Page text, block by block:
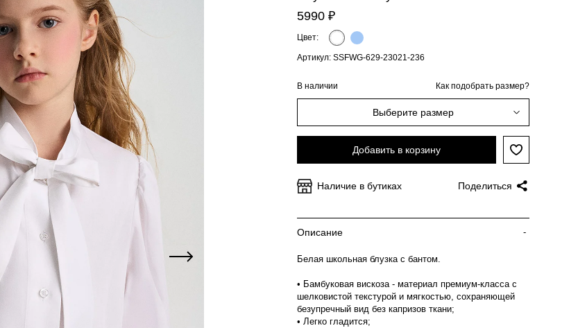
5990 ₽
Цвет:
Артикул: SSFWG-629-23021-236
В наличии Как подобрать размер?
Выберите размер
Добавить в корзину
Наличие в бутиках Поделиться
Описание -
Белая школьная блузка с бантом.
• Бамбуковая вискоза - материал премиум-класса с
шелковистой текстурой и мягкостью, сохраняющей
безупречный вид без капризов ткани;
• Легко гладится;